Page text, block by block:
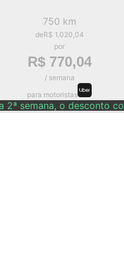
750 km
deR$ 1.020,04
por
R$ 770,04
/ semana
para motoristas
2ª semana, o desconto